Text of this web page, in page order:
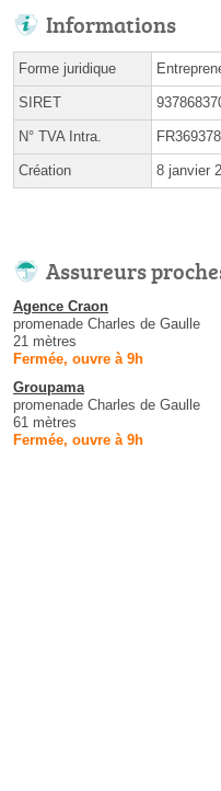
Informations
Forme juridique
SIRET
N° TVA Intra.
Création 8 janvier
Assureurs
Agence Craon
promenade Charles de Gaulle
21 mètres
Fermée, ouvre à 9h
Groupama
promenade Charles de Gaulle
61 mètres
Fermée, ouvre à 9h